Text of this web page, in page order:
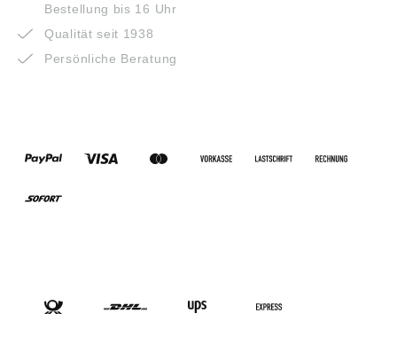
Bestellung bis 16 Uhr
Qualität seit 1938
Persönliche Beratung